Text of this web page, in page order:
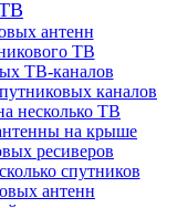
антенн
ТВ
ТВ-каналов
каналов
несколько ТВ
на крыше
ресиверов
спутников
антенн